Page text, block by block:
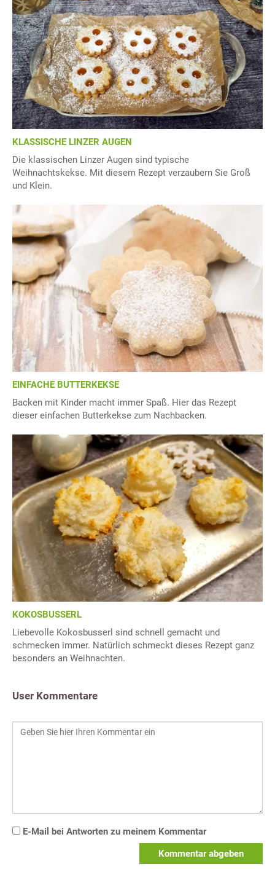
KLASSISCHE LINZER AUGEN
Die klassischen Linzer Augen sind typische
Weihnachtskekse. Mit diesem Rezept verzaubern Sie Groß
und Klein.
EINFACHE BUTTERKEKSE
Backen mit Kinder macht immer Spaß. Hier das Rezept
dieser einfachen Butterkekse zum Nachbacken.
KOKOSBUSSERL
Liebevolle Kokosbusserl sind schnell gemacht und
schmecken immer. Natürlich schmeckt dieses Rezept ganz
besonders an Weihnachten.
User Kommentare
E-Mail bei Antworten zu meinem Kommentar
Kommentar abgeben